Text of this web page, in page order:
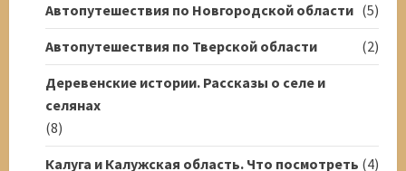
Автопутешествия по Новгородской области (5)
Автопутешествия по Тверской области
(2)
Деревенские истории. Рассказы о селе и
селянах
(8)
Калуга и Калужская область. Что посмотреть (4)